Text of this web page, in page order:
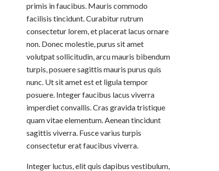
primis in faucibus. Mauris commodo
facilisis tincidunt. Curabitur rutrum
consectetur lorem, et placerat lacus ornare
non. Donec molestie, purus sit amet
volutpat sollicitudin, arcu mauris bibendum
turpis, posuere sagittis mauris purus quis
nunc. Ut sit amet est et ligula tempor
posuere. Integer faucibus lacus viverra
imperdiet convallis. Cras gravida tristique
quam vitae elementum. Aenean tincidunt
sagittis viverra. Fusce varius turpis
consectetur erat faucibus viverra.
Integer luctus, elit quis dapibus vestibulum,